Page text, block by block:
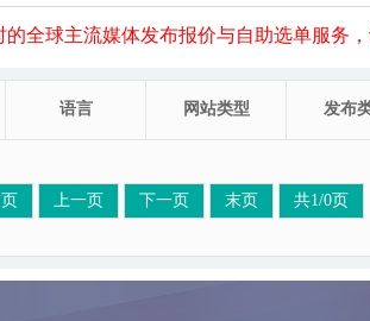
全球主流媒体发布报价与自助选单服务
语言 网站类型 发布
上一页 下一页 末页 共1/0页